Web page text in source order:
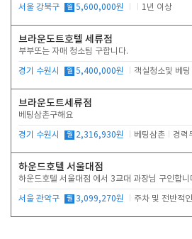
서울 강북구 월 5,600,000원 1년 이상
브라운도트호텔 세류점
부부또는 자매 청소팀 구합니다.
경기 수원시 월 5,400,000원 객실청소및 베팅
브라운도트세류점
베팅삼촌구해요
경기 수원시 월 2,316,930원 베팅삼촌 경력
하운드호텔 서울대점
하운드호텔 서울대점 에서 3교대 과장님 구인합니
서울 관악구 월 3,099,270원